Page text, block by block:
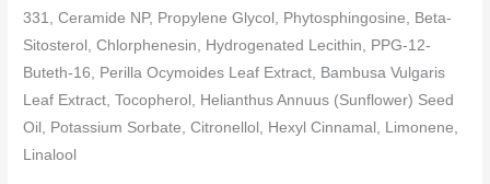
331, Ceramide NP, Propylene Glycol, Phytosphingosine, Beta-
Sitosterol, Chlorphenesin, Hydrogenated Lecithin, PPG-12-
Buteth-16, Perilla Ocymoides Leaf Extract, Bambusa Vulgaris
Leaf Extract, Tocopherol, Helianthus Annuus (Sunflower) Seed
Oil, Potassium Sorbate, Citronellol, Hexyl Cinnamal, Limonene,
Linalool